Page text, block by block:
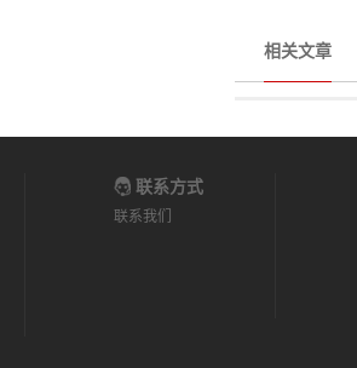
相关文章
联系方式
联系我们